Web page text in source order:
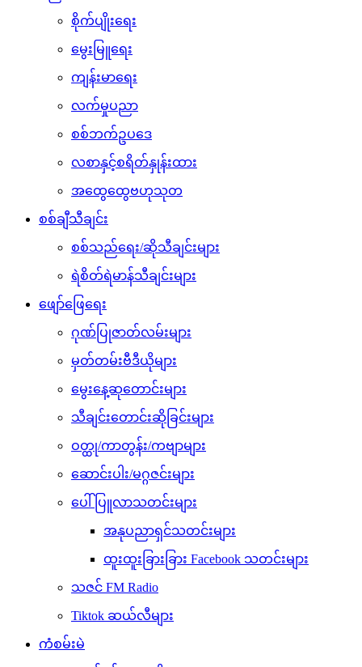
စိုက်ပျိုးရေး
မွေးမြူရေး
ကျန်းမာရေး
လက်မှုပညာ
စစ်ဘက်ဥပဒေ
လစာနှင့်စရိတ်နှုန်းထား
အထွေထွေဗဟုသုတ
စစ်ချီသီချင်း
စစ်သည်ရေး/ဆိုသီချင်းများ
ရဲစိတ်ရဲမာန်သီချင်းများ
ဖျော်ဖြေရေး
ဂုဏ်ပြုဇာတ်လမ်းများ
မှတ်တမ်းဗီဒီယိုများ
မွေးနေ့ဆုတောင်းများ
သီချင်းတောင်းဆိုခြင်းများ
ဝတ္ထု/ကာတွန်း/ကဗျာများ
ဆောင်းပါး/မဂ္ဂဇင်းများ
ပေါ်ပြူလာသတင်းများ
အနုပညာရှင်သတင်းများ
ထူးထူးခြားခြား Facebook သတင်းများ
သဇင် FM Radio
Tiktok ဆယ်လီများ
ကံစမ်းမဲ